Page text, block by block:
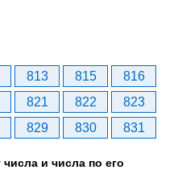
813 815
816
821 822
823
829 830 831
и числа по его